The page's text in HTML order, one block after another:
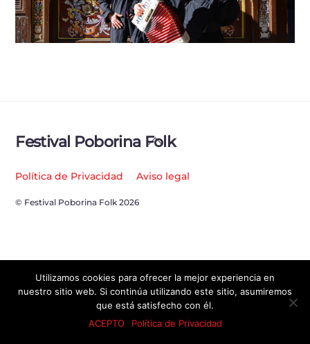
Back
Top
Festival Poborina Folk
Política de Privacidad Aviso legal
© Festival Poborina Folk 2026
Utilizamos cookies para ofrecer la mejor experiencia en
nuestro sitio web. Si continúa utilizando este sitio, asumiremos
que está satisfecho con él.
ACEPTO
Política de Privacidad